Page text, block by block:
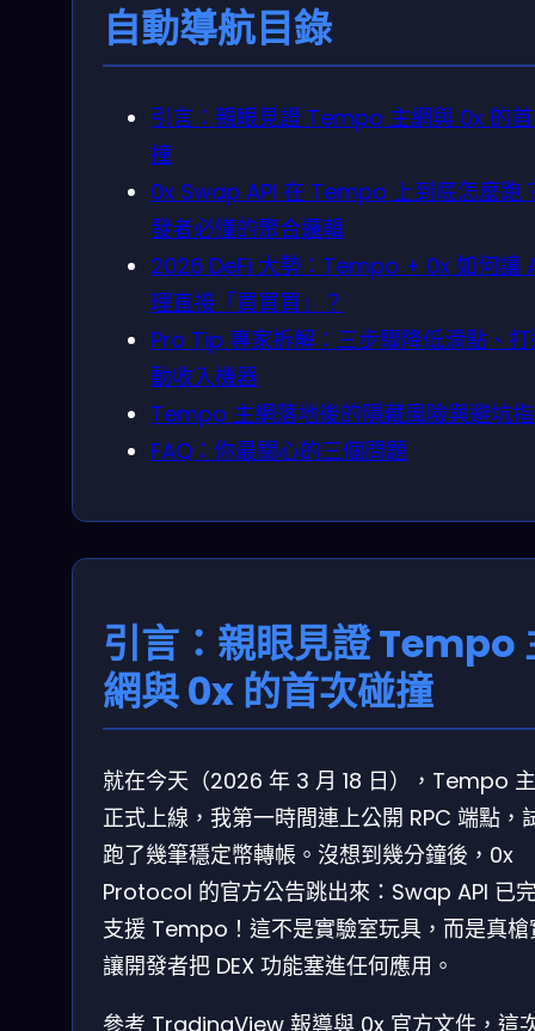
自動導航目錄
引言：親眼見證 Tempo 主網與 0x 的
撞
0x Swap API 在 Tempo 上到底怎麼跑
發者必懂的聚合邏輯
2026 DeFi 大勢：Tempo + 0x 如何讓
理直接「買買買」？
Pro Tip 專家拆解：三步驟降低滑點、
動收入機器
Tempo 主網落地後的隱藏風險與避坑
FAQ：你最關心的三個問題
引言：親眼見證 Tempo
網與 0x 的首次碰撞
就在今天（2026 年 3 月 18 日），Tempo
正式上線，我第一時間連上公開 RPC 端點，
跑了幾筆穩定幣轉帳。沒想到幾分鐘後，0x
Protocol 的官方公告跳出來：Swap API 已
支援 Tempo！這不是實驗室玩具，而是真槍
讓開發者把 DEX 功能塞進任何應用。
參考 TradingView 報導與 0x 官方文件，這